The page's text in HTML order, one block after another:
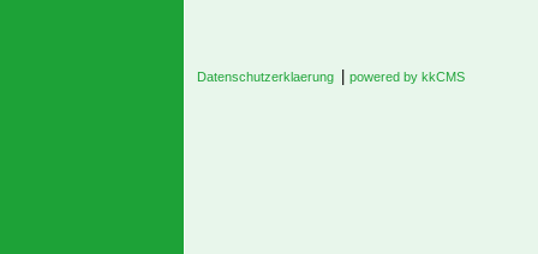
Datenschutzerklaerung powered by kkCMS